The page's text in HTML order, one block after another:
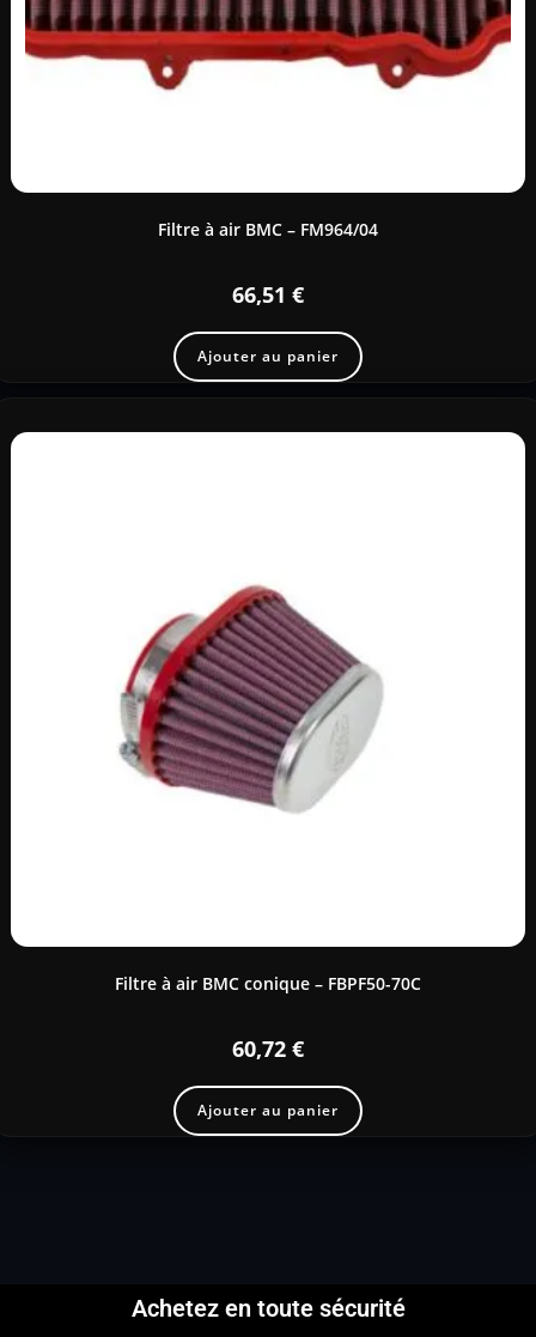
Filtre à air BMC – FM964/04
66,51 €
Ajouter au panier
Filtre à air BMC conique – FBPF50-70C
60,72 €
Ajouter au panier
Achetez en toute sécurité